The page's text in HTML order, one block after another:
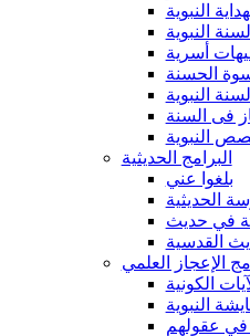
النبوية
النبوية
أسرية
الحسنة
النبوية
فى السنة
النبوية
البرامج الحديثية
بلغوا عني
الحديثية
في حديث
القدسية
الإعجاز العلمي
الكونية
النبوية
في عقولهم